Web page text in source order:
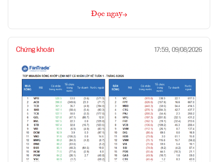
Đọc ngay
Chứng khoán 17:59, 09/08/2026